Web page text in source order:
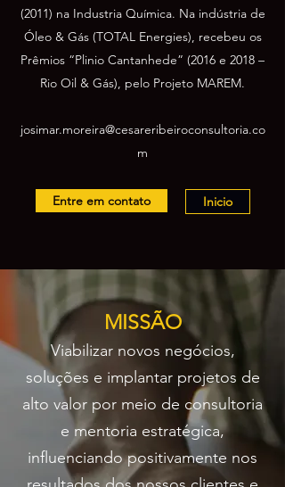
(2011) na Industria Química. Na indústria de
Óleo & Gás (TOTAL Energies), recebeu os
Prêmios “Plinio Cantanhede” (2016 e 2018 –
Rio Oil & Gás), pelo Projeto MAREM.
josimar.moreira@cesareribeiroconsultoria.co
m
Entre em contato Inicio
MISSÃO
Viabilizar novos negócios,
soluções e implantar projetos de
alto valor por meio de consultoria
e mentoria estratégica,
influenciando positivamente nos